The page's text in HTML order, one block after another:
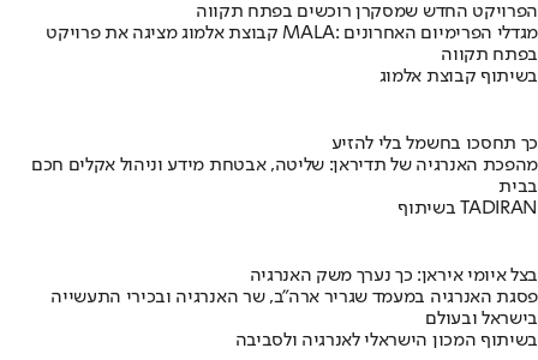
הפרויקט החדש שמסקרן רוכשים בפתח תקווה
קבוצת אלמוג מציגה את פרויקט MALA: מגדלי הפרימיום האחרונים
בפתח תקווה
בשיתוף קבוצת אלמוג
כך תחסכו בחשמל בלי להזיע
מהפכת האנרגיה של תדיראן: שליטה, אבטחת מידע וניהול אקלים חכם
בבית
בשיתוף TADIRAN
בצל איומי איראן: כך נערך משק האנרגיה
פסגת האנרגיה במעמד שגריר ארה"ב, שר האנרגיה ובכירי התעשייה
בישראל ובעולם
בשיתוף המכון הישראלי לאנרגיה ולסביבה